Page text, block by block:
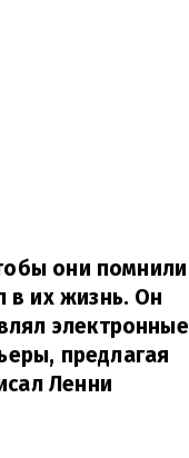
они помнили
в их жизнь. Он
электронные
предлагая
Ленни